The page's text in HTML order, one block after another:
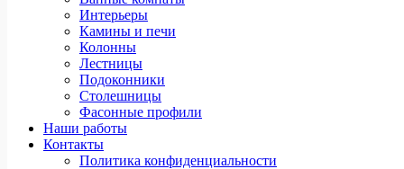
Интерьеры
Камины и печи
Колонны
Лестницы
Подоконники
Столешницы
Фасонные профили
Наши работы
Контакты
Политика конфиденциальности